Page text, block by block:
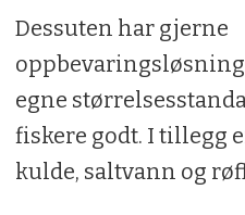
Dessuten har gjerne
egne
fiskere godt. I tillegg
kulde, saltvann og